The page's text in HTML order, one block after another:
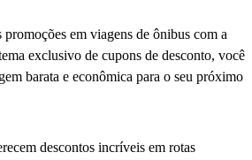
em viagens de ônibus com a
exclusivo de cupons de desconto, você
barata e econômica para o seu próximo
descontos incríveis em rotas